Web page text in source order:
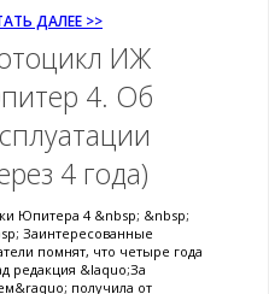
ДАЛЕЕ >>
ИЖ
4. Об
4 года)
Юпитера 4 &nbsp; &nbsp;
Заинтересованные
помнят, что четыре года
редакция &laquo;За
получила от